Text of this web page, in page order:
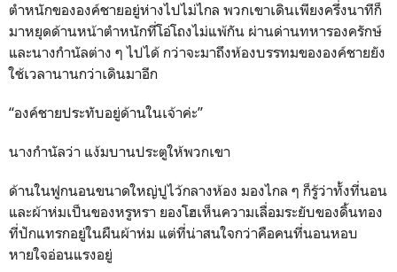
ตำหนักขององค์ชายอยู่ห่างไปไม่ไกล พวกเขาเดินเพียงครึ่งนาทีก็
มาหยุดด้านหน้าตำหนักที่โอ่โถงไม่แพ้กัน ผ่านด่านทหารองครักษ์
และนางกำนัลต่าง ๆ ไปได้ กว่าจะมาถึงห้องบรรทมขององค์ชายยัง
ใช้เวลานานกว่าเดินมาอีก
“องค์ชายประทับอยู่ด้านในเจ้าค่ะ”
นางกำนัลว่า แง้มบานประตูให้พวกเขา
ด้านในฟูกนอนขนาดใหญ่ปูไว้กลางห้อง มองไกล ๆ ก็รู้ว่าทั้งที่นอน
และผ้าห่มเป็นของหรูหรา ยองโฮเห็นความเลื่อมระยับของดิ้นทอง
ที่ปักแทรกอยู่ในผืนผ้าห่ม แต่ที่น่าสนใจกว่าคือคนที่นอนหอบ
หายใจอ่อนแรงอยู่